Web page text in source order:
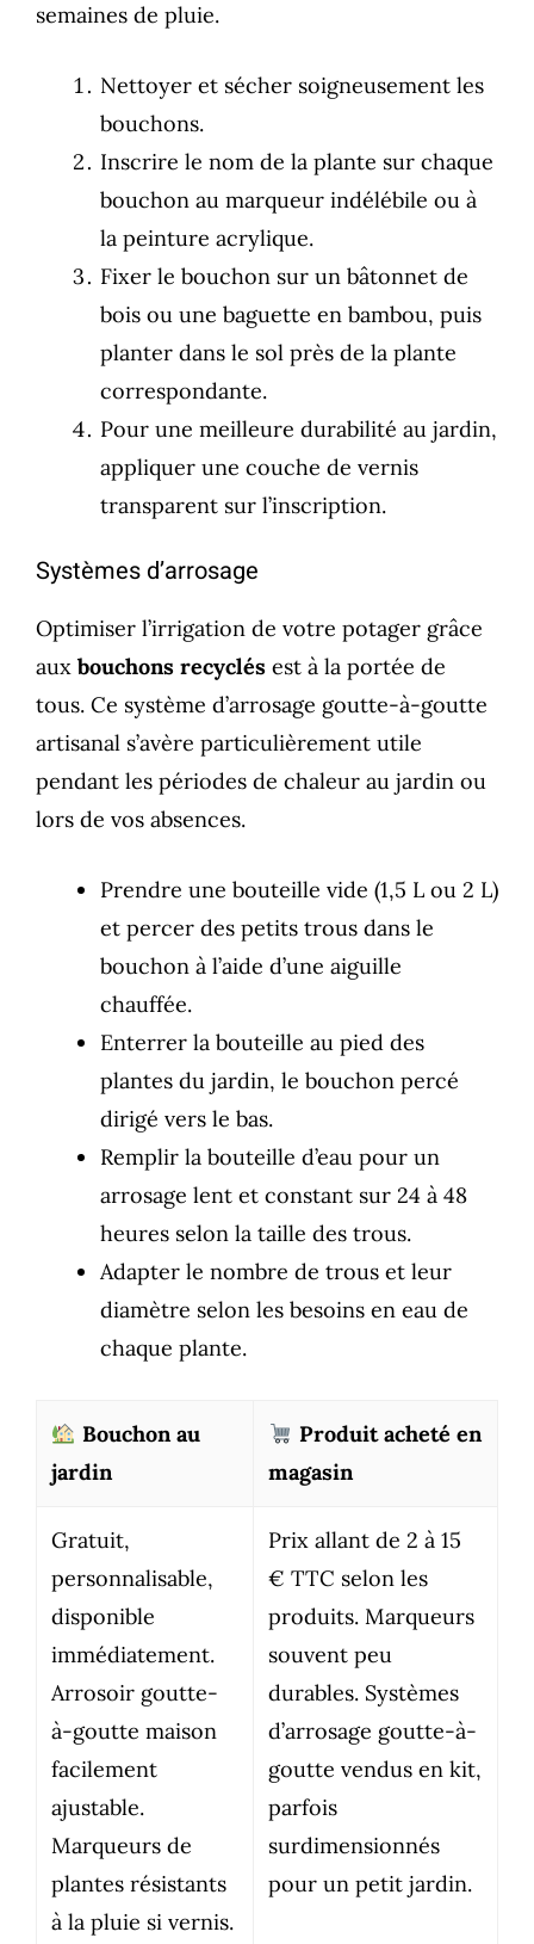
semaines de pluie.
Nettoyer et sécher soigneusement les
bouchons.
Inscrire le nom de la plante sur chaque
bouchon au marqueur indélébile ou à
la peinture acrylique.
Fixer le bouchon sur un bâtonnet de
bois ou une baguette en bambou, puis
planter dans le sol près de la plante
correspondante.
Pour une meilleure durabilité au jardin,
appliquer une couche de vernis
transparent sur l’inscription.
Systèmes d’arrosage
Optimiser l’irrigation de votre potager grâce
aux bouchons recyclés est à la portée de
tous. Ce système d’arrosage goutte-à-goutte
artisanal s’avère particulièrement utile
pendant les périodes de chaleur au jardin ou
lors de vos absences.
Prendre une bouteille vide (1,5 L ou 2 L)
et percer des petits trous dans le
bouchon à l’aide d’une aiguille
chauffée.
Enterrer la bouteille au pied des
plantes du jardin, le bouchon percé
dirigé vers le bas.
Remplir la bouteille d’eau pour un
arrosage lent et constant sur 24 à 48
heures selon la taille des trous.
Adapter le nombre de trous et leur
diamètre selon les besoins en eau de
chaque plante.
Bouchon au
jardin
Produit acheté en
magasin
Gratuit,
personnalisable,
disponible
immédiatement.
Arrosoir goutte-
à-goutte maison
facilement
ajustable.
Marqueurs de
plantes résistants
à la pluie si vernis.
Prix allant de 2 à 15
€ TTC selon les
produits. Marqueurs
souvent peu
durables. Systèmes
d’arrosage goutte-à-
goutte vendus en kit,
parfois
surdimensionnés
pour un petit jardin.